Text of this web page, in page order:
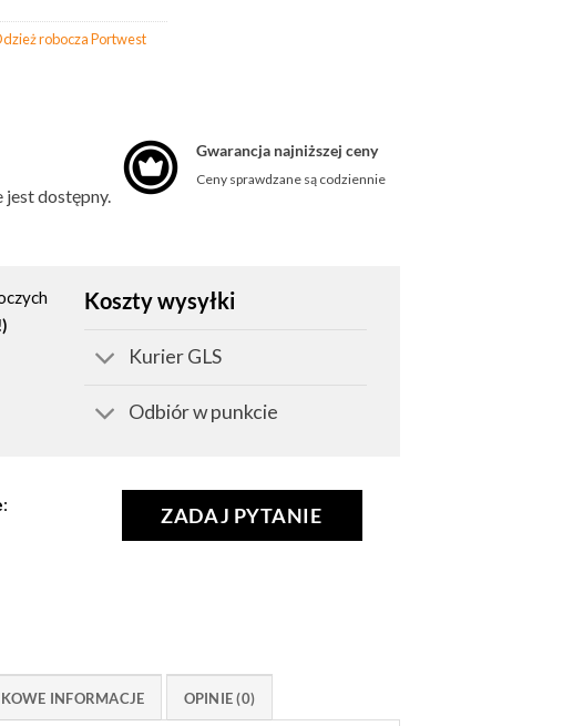
robocza Portwest
jest dostępny.
Gwarancja najniższej ceny
Ceny sprawdzane są codziennie
Koszty wysyłki
Kurier GLS
Odbiór w punkcie
:
ZADAJ PYTANIE
INFORMACJE OPINIE (0)